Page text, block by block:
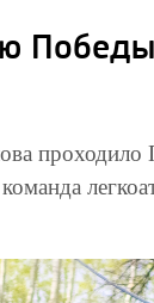
проходило